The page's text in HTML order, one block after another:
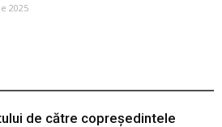
2025
de către copreședintele